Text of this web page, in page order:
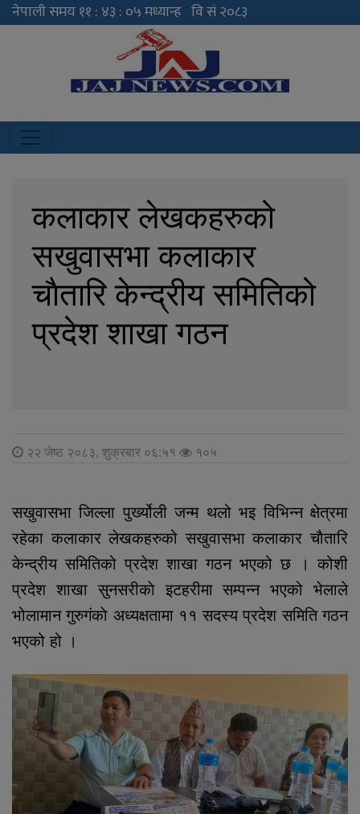
कलाकार लेखकहरुको
सखुवासभा कलाकार
चाैतारि केन्द्रीय समितिको
प्रदेश शाखा गठन
२२ जेष्ठ २०८३, शुक्रबार ०६:५१ १०५
सखुवासभा जिल्ला पुर्ख्योली जन्म थलो भइ विभिन्न क्षेत्रमा
रहेका कलाकार लेखकहरुको सखुवासभा कलाकार चाैतारि
केन्द्रीय समितिको प्रदेश शाखा गठन भएको छ । कोशी
प्रदेश शाखा सुनसरीकाे इटहरीमा सम्पन्न भएको भेलाले
भोलामान गुरुगंकाे अध्यक्षतामा ११ सदस्य प्रदेश समिति गठन
भएको हो ।